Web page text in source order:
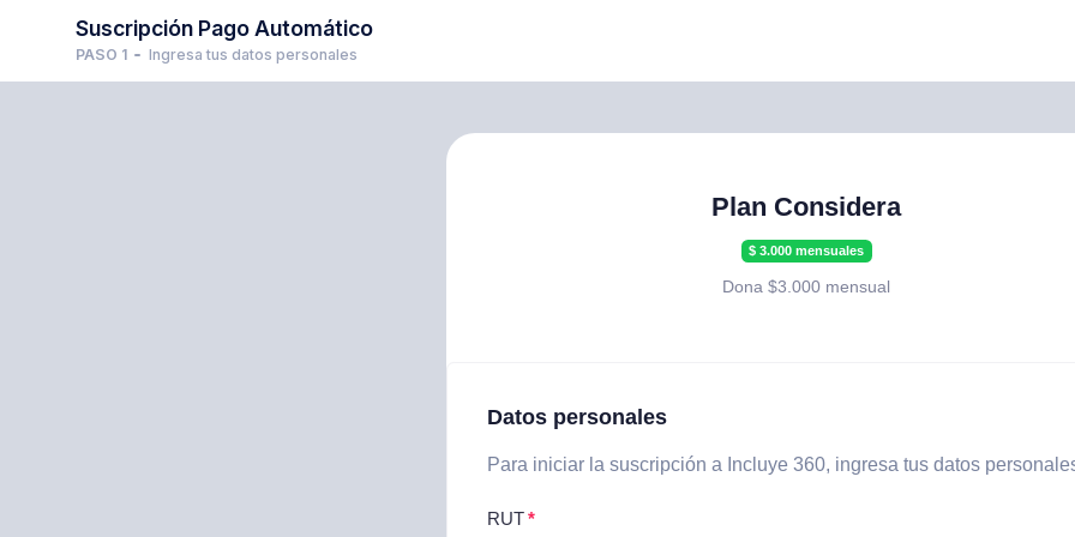
Suscripción Pago Automático
PASO 1 Ingresa tus datos personales
Plan Considera
$ 3.000 mensuales
Dona $3.000 mensual
Datos personales
Para iniciar la suscripción a Incluye 360, ingresa tus datos
RUT